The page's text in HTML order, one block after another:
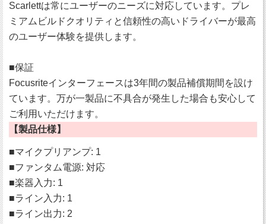
Scarlettは常にユーザーのニーズに対応しています。プレ
ミアムビルドクオリティと信頼性の高いドライバーが最高
のユーザー体験を提供します。
■保証
Focusriteインターフェースは3年間の製品補償期間を設け
ています。万が一製品に不具合が発生した場合も安心して
ご利用いただけます。
【製品仕様】
■マイクプリアンプ: 1
■ファンタム電源: 対応
■楽器入力: 1
■ライン入力: 1
■ライン出力: 2